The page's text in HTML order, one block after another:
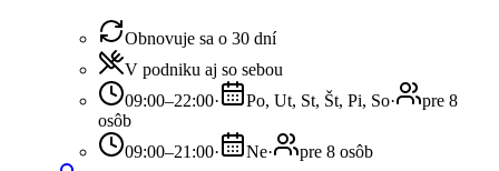
Obnovuje sa o 30 dní
V podniku aj so sebou
09:00–22:00· Po, Ut, St, Št, Pi, So·
pre 8
osôb
09:00–21:00· Ne·
pre 8 osôb